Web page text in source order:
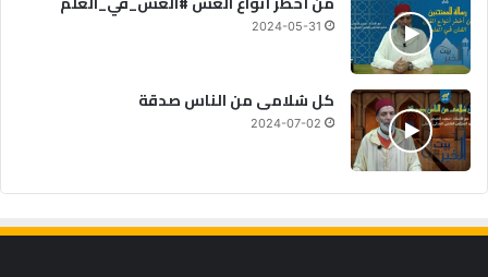
2024-05-31
كل سُلامى من الناس صدقة
2024-07-02